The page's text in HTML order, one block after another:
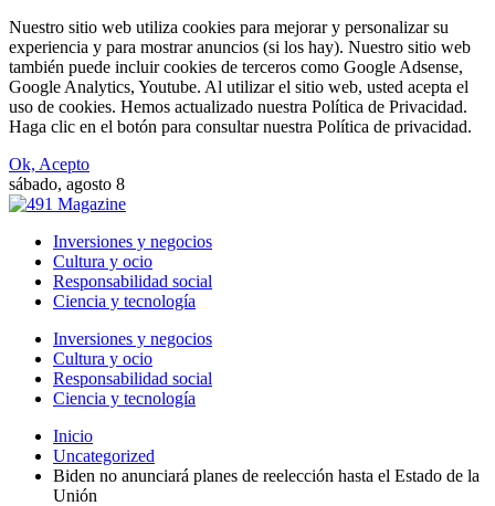
Nuestro sitio web utiliza cookies para mejorar y personalizar su
experiencia y para mostrar anuncios (si los hay). Nuestro sitio web
también puede incluir cookies de terceros como Google Adsense,
Google Analytics, Youtube. Al utilizar el sitio web, usted acepta el
uso de cookies. Hemos actualizado nuestra Política de Privacidad.
Haga clic en el botón para consultar nuestra Política de privacidad.
Ok, Acepto
sábado, agosto 8
Inversiones y negocios
Cultura y ocio
Responsabilidad social
Ciencia y tecnología
Inversiones y negocios
Cultura y ocio
Responsabilidad social
Ciencia y tecnología
Inicio
Uncategorized
Biden no anunciará planes de reelección hasta el Estado de la
Unión